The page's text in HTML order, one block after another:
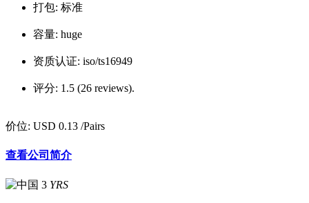
打包: 标准
容量: huge
资质认证: iso/ts16949
评分: 1.5 (26 reviews).
价位: USD 0.13 /Pairs
查看公司简介
3 YRS